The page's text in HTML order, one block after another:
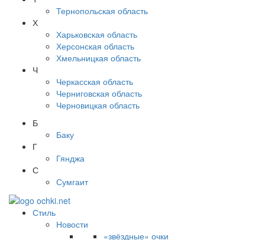
Тернопольская область
Х
Харьковская область
Херсонская область
Хмельницкая область
Ч
Черкасская область
Черниговская область
Черновицкая область
Б
Баку
Г
Гянджа
С
Сумгаит
Стиль
Новости
«звёздные» очки